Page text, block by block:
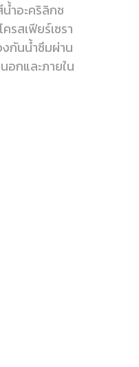
ำอะคริลิกช
รสเฟียร์เซรา
กันน้ำซึมผ่าน
อกและภายใน